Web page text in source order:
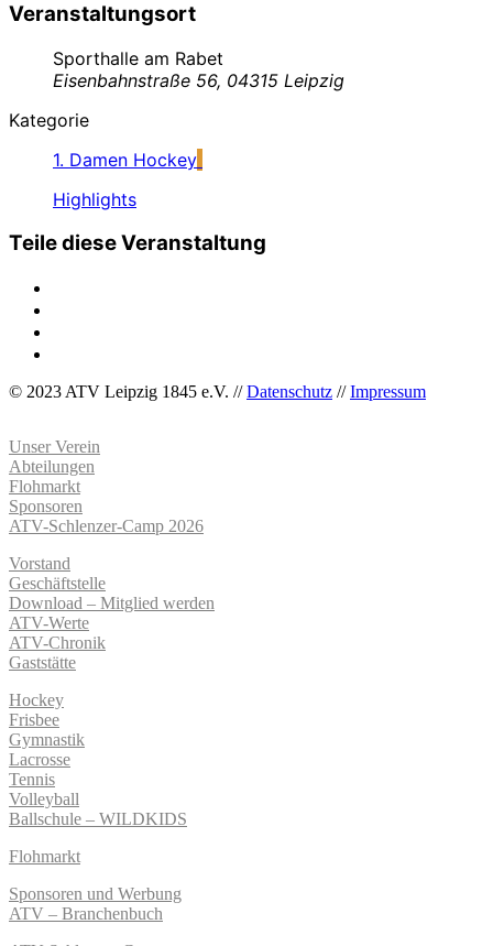
Veranstaltungsort
Sporthalle am Rabet
Eisenbahnstraße 56, 04315 Leipzig
Kategorie
1. Damen Hockey
Highlights
Teile diese Veranstaltung
© 2023 ATV Leipzig 1845 e.V. //Datenschutz //Impressum
Unser Verein
Abteilungen
Flohmarkt
Sponsoren
ATV-Schlenzer-Camp 2026
Vorstand
Geschäftstelle
Download – Mitglied werden
ATV-Werte
ATV-Chronik
Gaststätte
Hockey
Frisbee
Gymnastik
Lacrosse
Tennis
Volleyball
Ballschule – WILDKIDS
Flohmarkt
Sponsoren und Werbung
ATV – Branchenbuch